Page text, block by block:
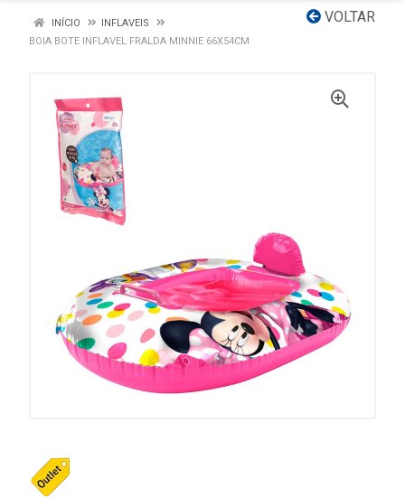
VOLTAR
INÍCIO
INFLAVEIS
BOIA BOTE INFLAVEL FRALDA MINNIE 66X54CM